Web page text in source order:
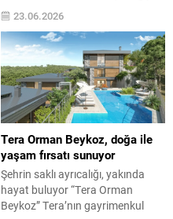
80 daire, kura yöntemiyle
sahiplerini bulacak. Piyasa
koşullarının altında belirlenen ve 6
milyon 299 bin TL’den başlayan
fiyatlarla satışa sunulan daireler
için yüzde 30 peşinat ve 30 ay
vade farksız...
23.06.2026
Tera Orman Beykoz, doğa ile
yaşam fırsatı sunuyor
Şehrin saklı ayrıcalığı, yakında
hayat buluyor “Tera Orman
Beykoz” Tera’nın gayrimenkul